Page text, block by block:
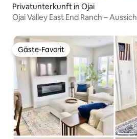
Privatunterkunft in Ojai
Ojai Valley East End Ranch –
Gäste-Favorit
Gäste-Favorit